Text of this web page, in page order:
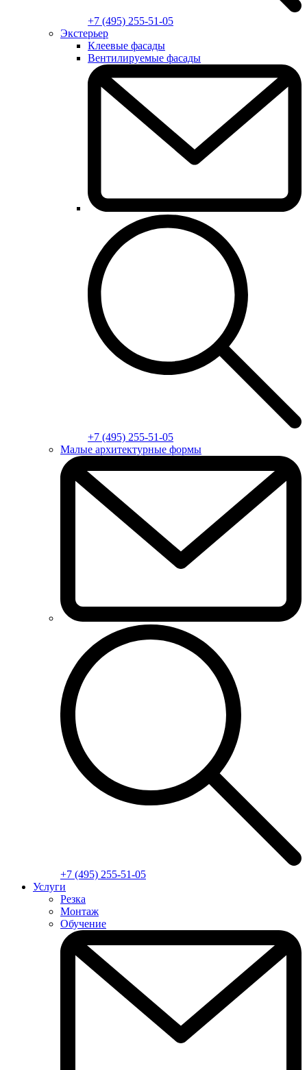
+7 (495) 255-51-05
Экстерьер
Клеевые фасады
Вентилируемые фасады
+7 (495) 255-51-05
Малые архитектурные формы
+7 (495) 255-51-05
Услуги
Резка
Монтаж
Обучение